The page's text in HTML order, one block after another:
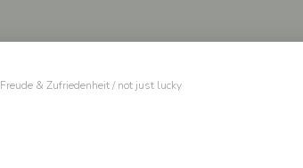
Freude & Zufriedenheit/ not just lucky